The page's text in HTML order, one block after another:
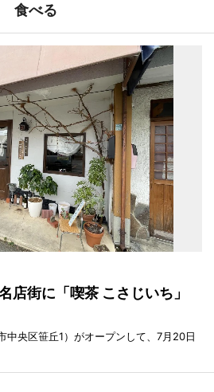
食べる
店街に「喫茶 こさじいち」
中央区笹丘1）がオープンして、7月20日